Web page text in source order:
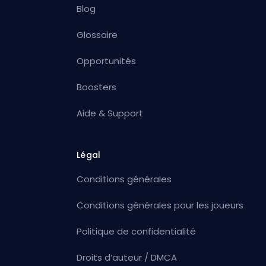
Blog
Glossaire
Opportunités
Boosters
Aide & Support
Légal
Conditions générales
Conditions générales pour les joueurs
Politique de confidentialité
Droits d’auteur / DMCA